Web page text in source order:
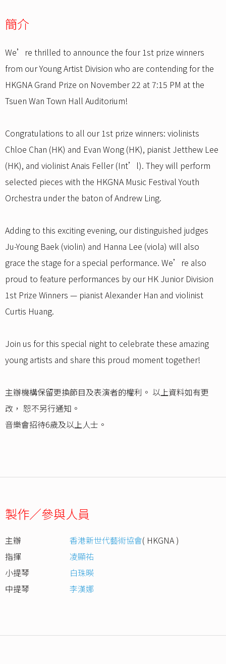
簡介
We’re thrilled to announce the four 1st prize winners
from our Young Artist Division who are contending for the
HKGNA Grand Prize on November 22 at 7:15 PM at the
Tsuen Wan Town Hall Auditorium!
Congratulations to all our 1st prize winners: violinists
Chloe Chan (HK) and Evan Wong (HK), pianist Jetthew Lee
(HK), and violinist Anais Feller (Int’l). They will perform
selected pieces with the HKGNA Music Festival Youth
Orchestra under the baton of Andrew Ling.
Adding to this exciting evening, our distinguished judges
Ju-Young Baek (violin) and Hanna Lee (viola) will also
grace the stage for a special performance. We’re also
proud to feature performances by our HK Junior Division
1st Prize Winners — pianist Alexander Han and violinist
Curtis Huang.
Join us for this special night to celebrate these amazing
young artists and share this proud moment together!
主辦機構保留更換節目及表演者的權利。 以上資料如有更
改， 恕不另行通知。
音樂會招待6歲及以上人士。
製作／參與人員
主辦 香港新世代藝術協會( HKGNA )
指揮
凌顯祐
小提琴
白珠暎
中提琴
李漢娜